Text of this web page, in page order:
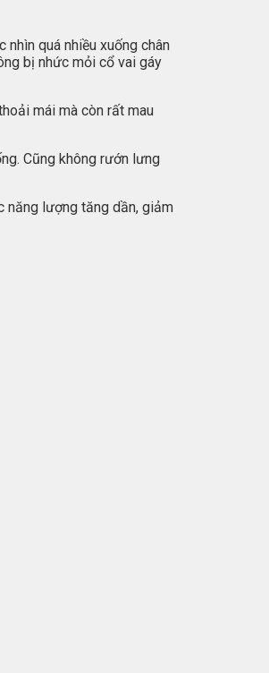
quá nhiều xuống chân
bị nhức mỏi cổ vai gáy
mái mà còn rất mau
Cũng không rướn lưng
năng lượng tăng dần, giảm